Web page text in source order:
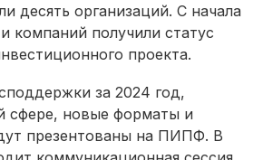
десять организаций. С начала
компаний получили статус
проекта.
за 2024 год,
сфере, новые форматы и
презентованы на ПИПФ. В